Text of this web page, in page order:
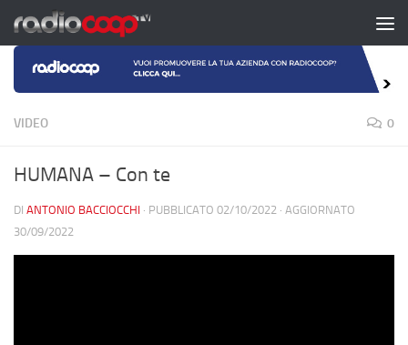
Salta al contenuto
VIDEO 0
HUMANA – Con te
DI ANTONIO BACCIOCCHI · PUBBLICATO 02/10/2022 · AGGIORNATO
30/09/2022